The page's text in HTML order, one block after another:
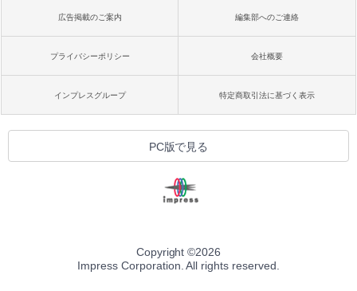
広告掲載のご案内 編集部へのご連絡
プライバシーポリシー 会社概要
インプレスグループ 特定商取引法に基づく表示
PC版で見る
Copyright ©2026
Impress Corporation. All rights reserved.